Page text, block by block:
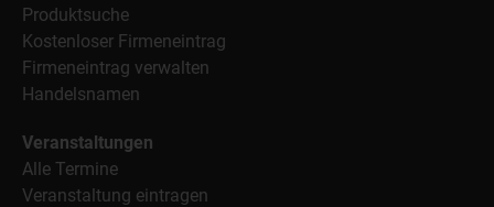
Produktsuche
Kostenloser Firmeneintrag
Firmeneintrag verwalten
Handelsnamen
Veranstaltungen
Alle Termine
Veranstaltung eintragen